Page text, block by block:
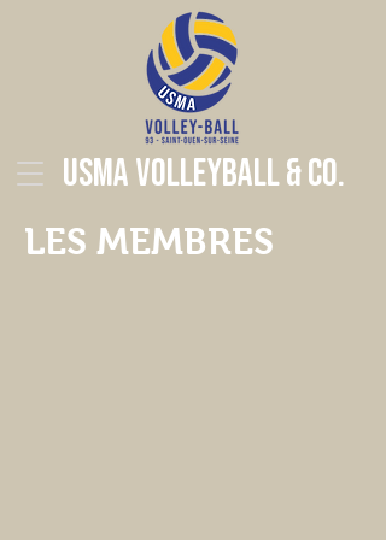
USMA Volleyball & Co.
LES MEMBRES